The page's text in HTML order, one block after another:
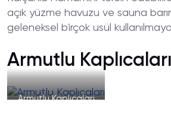
açık yüzme havuzu ve sauna
geleneksel birçok usül
Armutlu Kaplıcaları
Armutlu Kaplıcaları